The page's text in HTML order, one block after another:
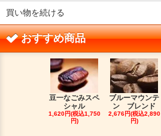
買い物を続ける
おすすめ商品
豆一なごみスペ
シャル
1,620円(税込1,750
円)
ブルーマウンテ
ン ブレンド
2,676円(税込2,890
円)